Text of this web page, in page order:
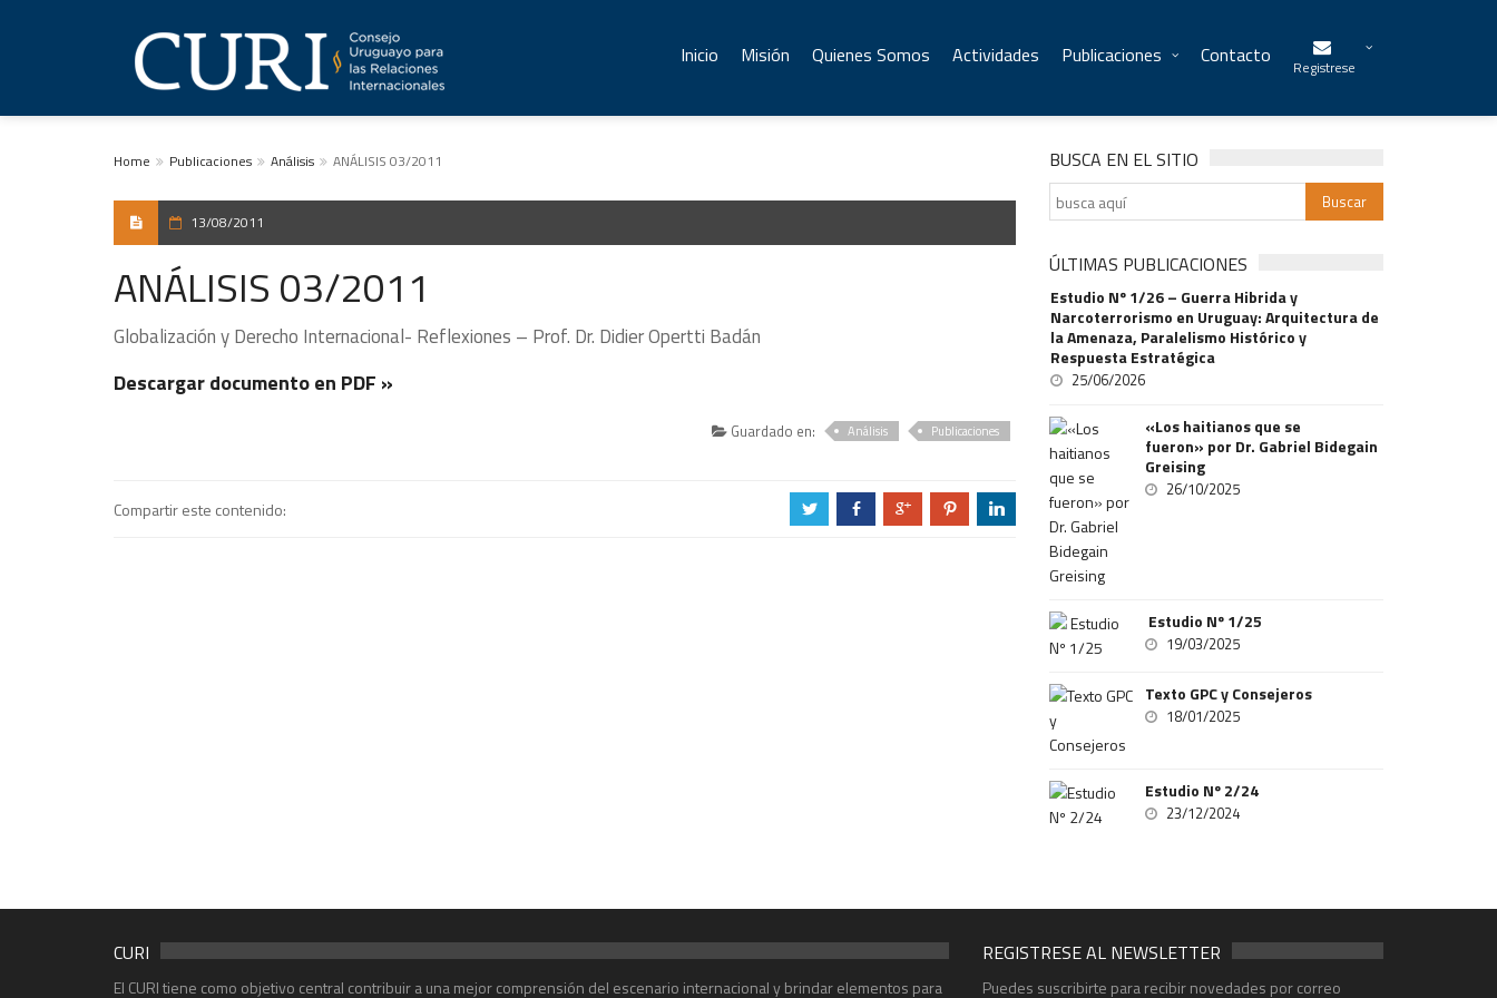
Inicio Misión Quienes Somos Actividades Publicaciones Contacto Registrese
Home Publicaciones Análisis ANÁLISIS 03/2011
13/08/2011
ANÁLISIS 03/2011
Globalización y Derecho Internacional- Reflexiones – Prof. Dr. Didier Opertti Badán
Descargar documento en PDF »
Guardado en: Análisis Publicaciones
Compartir este contenido: a b c d j
BUSCA EN EL SITIO
ÚLTIMAS PUBLICACIONES
Estudio Nº 1/26 – Guerra Hibrida y
Narcoterrorismo en Uruguay: Arquitectura de
la Amenaza, Paralelismo Histórico y
Respuesta Estratégica
25/06/2026
«Los haitianos que se
fueron» por Dr. Gabriel Bidegain
Greising
26/10/2025
Estudio Nº 1/25
19/03/2025
Texto GPC y Consejeros
18/01/2025
Estudio Nº 2/24
23/12/2024
CURI
El CURI tiene como objetivo central contribuir a una mejor comprensión del escenario internacional y brindar elementos para
REGISTRESE AL NEWSLETTER
Puedes suscribirte para recibir novedades por correo